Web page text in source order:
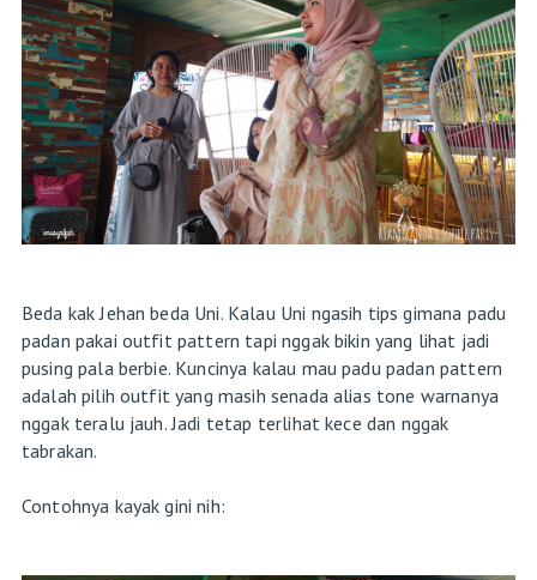
Beda kak Jehan beda Uni. Kalau Uni ngasih tips gimana padu
padan pakai outfit pattern tapi nggak bikin yang lihat jadi
pusing pala berbie. Kuncinya kalau mau padu padan pattern
adalah pilih outfit yang masih senada alias tone warnanya
nggak teralu jauh. Jadi tetap terlihat kece dan nggak
tabrakan.
Contohnya kayak gini nih: